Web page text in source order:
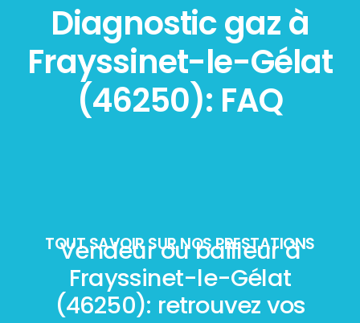
Diagnostic gaz à
Frayssinet-le-Gélat
(46250): FAQ
TOUT SAVOIR SUR NOS PRESTATIONS
Vendeur ou bailleur à
Frayssinet-le-Gélat
(46250): retrouvez vos